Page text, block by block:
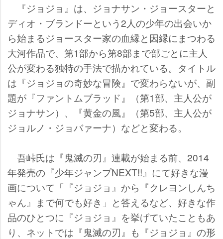
『ジョジョ』は、ジョナサン・ジョースターと
ディオ・ブランドーという2人の少年の出会いか
ら始まるジョースター家の血縁と因縁にまつわる
大河作品で、第1部から第8部まで部ごとに主人
公が変わる独特の手法で描かれている。タイトル
は『ジョジョの奇妙な冒険』で変わらないが、副
題が『ファントムブラッド』（第1部、主人公が
ジョナサン）、『黄金の風』（第5部、主人公が
ジョルノ・ジョバァーナ）などと変わる。
吾峠氏は『鬼滅の刃』連載が始まる前、2014
年発売の『少年ジャンプNEXT!!』にて好きな漫
画について「『ジョジョ』から『クレヨンしんち
ゃん』まで何でも好き」と答えるなど、好きな作
品のひとつに『ジョジョ』を挙げていたこともあ
り、ネットでは『鬼滅の刃』も『ジョジョ』の形